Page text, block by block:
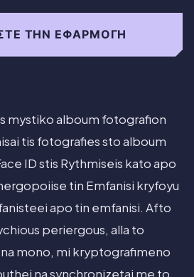
ΤΗΝ ΕΦΑΡΜΟΓΉ
mystiko alboum fotografion
tis fotografies sto alboum
ID stis Rythmiseis kato apo
tin Emfanisi kryfoyu
apo tin emfanisi. Afto
periergous, alla to
mono, mi kryptografimeno